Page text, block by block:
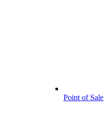
Point of Sale